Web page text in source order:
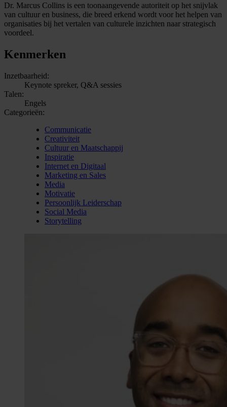
Dr. Marcus Collins is een toonaangevende autoriteit op het snijvlak
van cultuur en business, die breed erkend wordt voor het helpen van
organisaties bij het vertalen van culturele inzichten naar strategisch
voordeel.
Kenmerken
Inzetbaarheid:
Keynote spreker, Q&A sessies
Talen:
Engels
Categorieën:
Communicatie
Creativiteit
Cultuur en Maatschappij
Inspiratie
Internet en Digitaal
Marketing en Sales
Media
Motivatie
Persoonlijk Leiderschap
Social Media
Storytelling